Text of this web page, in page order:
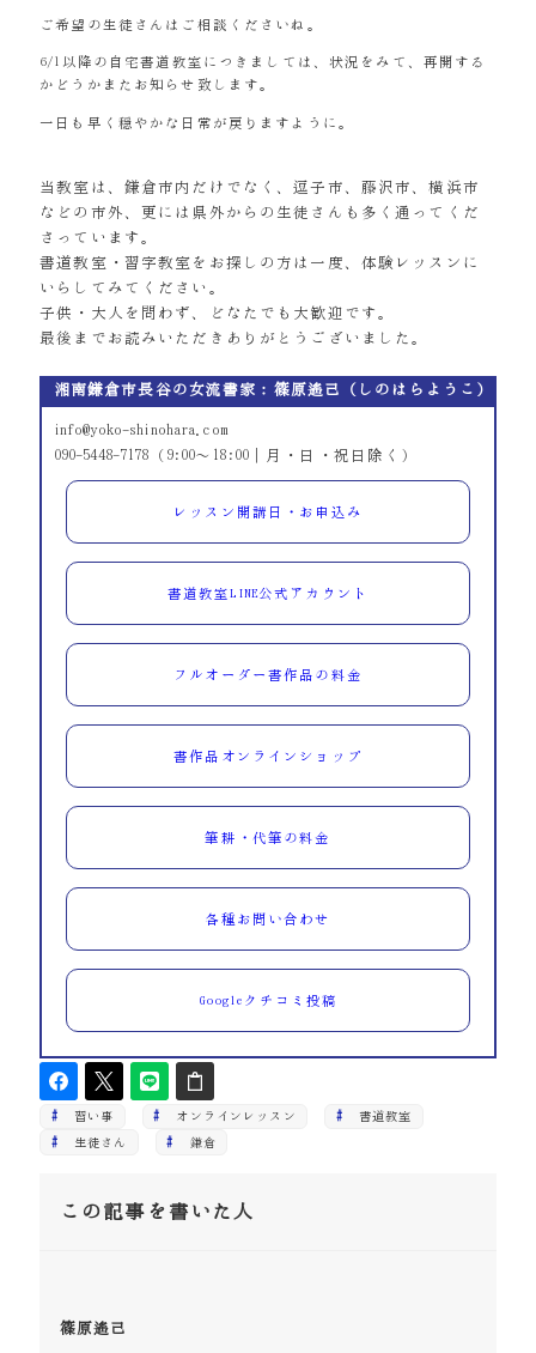
ご希望の生徒さんはご相談くださいね。
6/1以降の自宅書道教室につきましては、状況をみて、再開する
かどうかまたお知らせ致します。
一日も早く穏やかな日常が戻りますように。
当教室は、鎌倉市内だけでなく、逗子市、藤沢市、横浜市
などの市外、更には県外からの生徒さんも多く通ってくだ
さっています。
書道教室・習字教室をお探しの方は一度、体験レッスンに
いらしてみてください。
子供・大人を問わず、どなたでも大歓迎です。
最後までお読みいただきありがとうございました。
湘南鎌倉市長谷の女流書家：篠原遙己（しのはらようこ）
info@yoko-shinohara.com
090-5448-7178（9:00～18:00｜月・日・祝日除く）
レッスン開講日・お申込み
書道教室LINE公式アカウント
フルオーダー書作品の料金
書作品オンラインショップ
筆耕・代筆の料金
各種お問い合わせ
Googleクチコミ投稿
習い事 オンラインレッスン 書道教室
生徒さん 鎌倉
この記事を書いた人
篠原遙己